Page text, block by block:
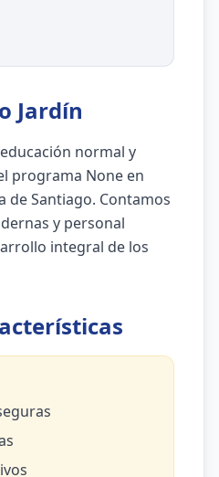
Jardín
normal y
programa None en
de Santiago. Contamos
y personal
integral de los